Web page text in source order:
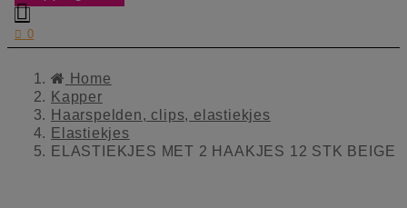

 0
Home
Kapper
Haarspelden, clips, elastiekjes
Elastiekjes
ELASTIEKJES MET 2 HAAKJES 12 STK BEIGE